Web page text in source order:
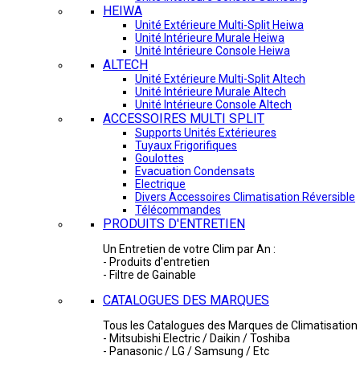
HEIWA
Unité Extérieure Multi-Split Heiwa
Unité Intérieure Murale Heiwa
Unité Intérieure Console Heiwa
ALTECH
Unité Extérieure Multi-Split Altech
Unité Intérieure Murale Altech
Unité Intérieure Console Altech
ACCESSOIRES MULTI SPLIT
Supports Unités Extérieures
Tuyaux Frigorifiques
Goulottes
Evacuation Condensats
Electrique
Divers Accessoires Climatisation Réversible
Télécommandes
PRODUITS D'ENTRETIEN
Un Entretien de votre Clim par An :
- Produits d'entretien
- Filtre de Gainable
CATALOGUES DES MARQUES
Tous les Catalogues des Marques de Climatisation
- Mitsubishi Electric / Daikin / Toshiba
- Panasonic / LG / Samsung / Etc